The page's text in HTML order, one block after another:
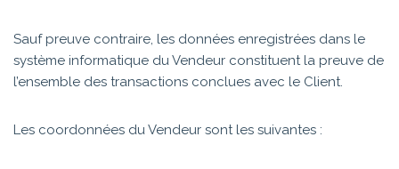
Sauf preuve contraire, les données enregistrées dans le
système informatique du Vendeur constituent la preuve de
l’ensemble des transactions conclues avec le Client.
Les coordonnées du Vendeur sont les suivantes :